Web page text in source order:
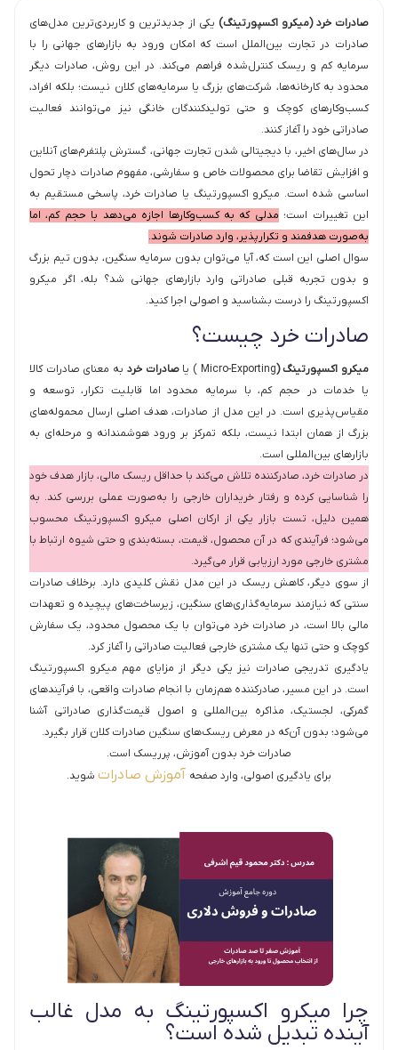
صادرات خرد (میکرو اکسپورتینگ) یکی از جدیدترین و کاربردی‌ترین مدل‌های
صادرات در تجارت بین‌الملل است که امکان ورود به بازارهای جهانی را با
سرمایه کم و ریسک کنترل‌شده فراهم می‌کند. در این روش، صادرات دیگر
محدود به کارخانه‌ها، شرکت‌های بزرگ یا سرمایه‌های کلان نیست؛ بلکه افراد،
کسب‌وکارهای کوچک و حتی تولیدکنندگان خانگی نیز می‌توانند فعالیت
صادراتی خود را آغاز کنند.
در سال‌های اخیر، با دیجیتالی شدن تجارت جهانی، گسترش پلتفرم‌های آنلاین
و افزایش تقاضا برای محصولات خاص و سفارشی، مفهوم صادرات دچار تحول
اساسی شده است. میکرو اکسپورتینگ یا صادرات خرد، پاسخی مستقیم به
این تغییرات است؛ مدلی که به کسب‌وکارها اجازه می‌دهد با حجم کم، اما
به‌صورت هدفمند و تکرارپذیر، وارد صادرات شوند.
سوال اصلی این است که، آیا می‌توان بدون سرمایه سنگین، بدون تیم بزرگ
و بدون تجربه قبلی صادراتی وارد بازارهای جهانی شد؟ بله، اگر میکرو
اکسپورتینگ را درست بشناسید و اصولی اجرا کنید.
صادرات خرد چیست؟
میکرو اکسپورتینگ (Micro-Exporting ) یا صادرات خرد به معنای صادرات کالا
یا خدمات در حجم کم، با سرمایه محدود اما قابلیت تکرار، توسعه و
مقیاس‌پذیری است. در این مدل از صادرات، هدف اصلی ارسال محموله‌های
بزرگ از همان ابتدا نیست، بلکه تمرکز بر ورود هوشمندانه و مرحله‌ای به
بازارهای بین‌المللی است.
در صادرات خرد، صادرکننده تلاش می‌کند با حداقل ریسک مالی، بازار هدف خود
را شناسایی کرده و رفتار خریداران خارجی را به‌صورت عملی بررسی کند. به
همین دلیل، تست بازار یکی از ارکان اصلی میکرو اکسپورتینگ محسوب
می‌شود؛ فرآیندی که در آن محصول، قیمت، بسته‌بندی و حتی شیوه ارتباط با
مشتری خارجی مورد ارزیابی قرار می‌گیرد.
از سوی دیگر، کاهش ریسک در این مدل نقش کلیدی دارد. برخلاف صادرات
سنتی که نیازمند سرمایه‌گذاری‌های سنگین، زیرساخت‌های پیچیده و تعهدات
مالی بالا است، در صادرات خرد می‌توان با یک محصول محدود، یک سفارش
کوچک و حتی تنها یک مشتری خارجی فعالیت صادراتی را آغاز کرد.
یادگیری تدریجی صادرات نیز یکی دیگر از مزایای مهم میکرو اکسپورتینگ
است. در این مسیر، صادرکننده هم‌زمان با انجام صادرات واقعی، با فرآیندهای
گمرکی، لجستیک، مذاکره بین‌المللی و اصول قیمت‌گذاری صادراتی آشنا
می‌شود؛ بدون آن‌که در معرض ریسک‌های سنگین صادرات کلان قرار بگیرد.
صادرات خرد بدون آموزش، پرریسک است.
برای یادگیری اصولی، وارد صفحه آموزش صادرات شوید.
چرا میکرو اکسپورتینگ به مدل غالب
آینده تبدیل شده است؟